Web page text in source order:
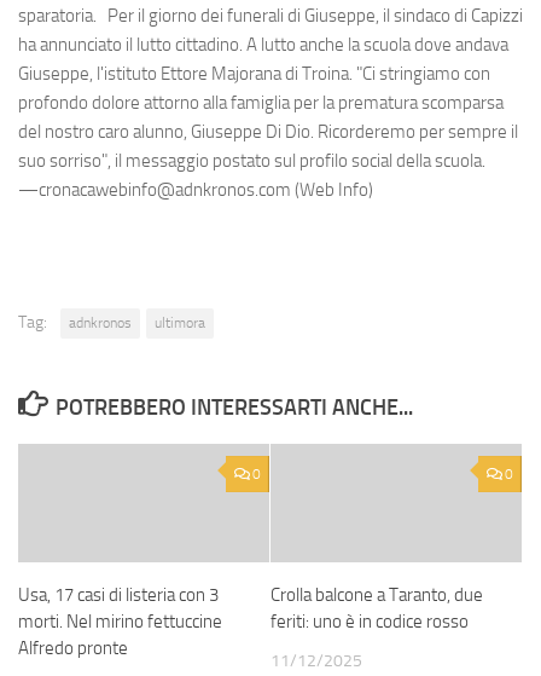
sparatoria. Per il giorno dei funerali di Giuseppe, il sindaco di Capizzi
ha annunciato il lutto cittadino. A lutto anche la scuola dove andava
Giuseppe, l'istituto Ettore Majorana di Troina. "Ci stringiamo con
profondo dolore attorno alla famiglia per la prematura scomparsa
del nostro caro alunno, Giuseppe Di Dio. Ricorderemo per sempre il
suo sorriso", il messaggio postato sul profilo social della scuola.
—cronacawebinfo@adnkronos.com (Web Info)
Tag: adnkronos ultimora
POTREBBERO INTERESSARTI ANCHE...
0
Usa, 17 casi di listeria con 3
morti. Nel mirino fettuccine
Alfredo pronte
0
Crolla balcone a Taranto, due
feriti: uno è in codice rosso
11/12/2025